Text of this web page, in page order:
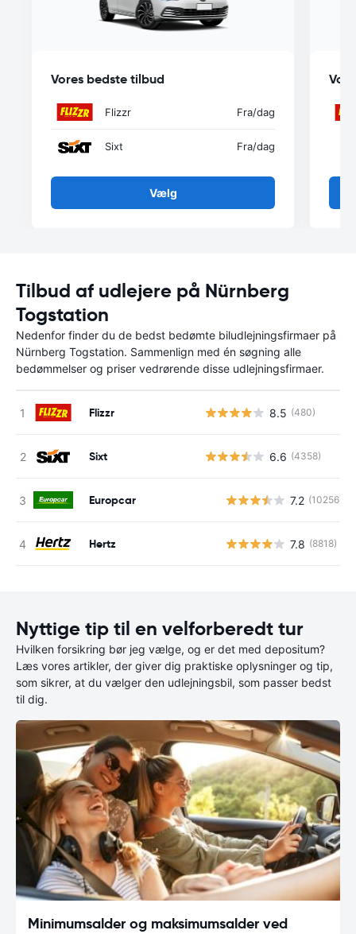
Vores bedste tilbud
Flizzr Fra/dag
Sixt Fra/dag
Vælg
Tilbud af udlejere på Nürnberg
Togstation
Nedenfor finder du de bedst bedømte biludlejningsfirmaer på
Nürnberg Togstation. Sammenlign med én søgning alle
bedømmelser og priser vedrørende disse udlejningsfirmaer.
Flizzr 8.5 (480)
Sixt 6.6 (4358)
Europcar 7.2 (10256)
Hertz 7.8 (8818)
Nyttige tip til en velforberedt tur
Hvilken forsikring bør jeg vælge, og er det med depositum?
Læs vores artikler, der giver dig praktiske oplysninger og tip,
som sikrer, at du vælger den udlejningsbil, som passer bedst
til dig.
Minimumsalder og maksimumsalder ved